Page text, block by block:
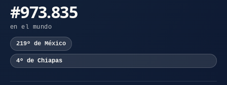
#973.835
en el mundo
219º de México
4º de Chiapas